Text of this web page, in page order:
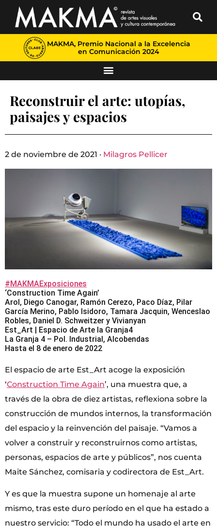
MAKMA, Premio Nacional a la Excelencia
en Comunicación 2024
Reconstruir el arte: utopías,
paisajes y espacios
2 de noviembre de 2021 · Milagros Pellicer
#MAKMAExposiciones
‘Construction Time Again’
Arol, Diego Canogar, Ramón Cerezo, Paco Díaz, Pilar
García Merino, Pablo Isidoro, Tamara Jacquin, Wenceslao
Robles, Daniel D. Schweitzer y Vivianyan
Est_Art | Espacio de Arte la Granja4
La Granja 4 – Pol. Industrial, Alcobendas
Hasta el 8 de enero de 2022
El espacio de arte Est_Art acoge la exposición
‘Construction Time Again’, una muestra que, a
través de la obra de diez artistas, reflexiona sobre la
construcción de mundos internos, la transformación
del espacio y la reinvención del paisaje. “Vamos a
volver a construir y reconstruirnos como artistas,
personas, espacios de arte y públicos”, nos cuenta
Maite Sánchez, comisaria y codirectora de Est_Art.
Y es que la muestra supone un homenaje al arte
mismo, tras este duro período en el que ha estado a
nuestro servicio: “Todo el mundo ha usado el arte en